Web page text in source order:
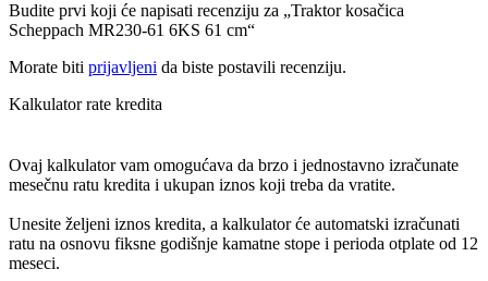
Budite prvi koji će napisati recenziju za „Traktor kosačica
Scheppach MR230-61 6KS 61 cm“
Morate biti prijavljeni da biste postavili recenziju.
Kalkulator rate kredita
Ovaj kalkulator vam omogućava da brzo i jednostavno izračunate
mesečnu ratu kredita i ukupan iznos koji treba da vratite.
Unesite željeni iznos kredita, a kalkulator će automatski izračunati
ratu na osnovu fiksne godišnje kamatne stope i perioda otplate od 12
meseci.